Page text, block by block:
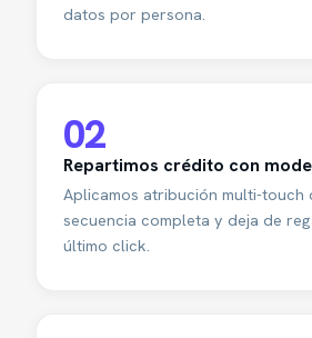
datos por persona.
02
Repartimos crédito con
Aplicamos atribución multi-touch
secuencia completa y deja de
último click.